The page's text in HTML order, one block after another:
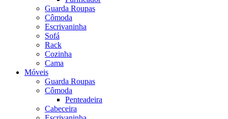
Guarda Roupas
Cômoda
Escrivaninha
Sofá
Rack
Cozinha
Cama
Móveis
Guarda Roupas
Cômoda
Penteadeira
Cabeceira